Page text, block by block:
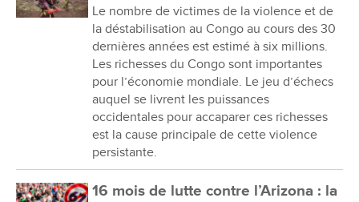
Le nombre de victimes de la violence et de
la déstabilisation au Congo au cours des 30
dernières années est estimé à six millions.
Les richesses du Congo sont importantes
pour l’économie mondiale. Le jeu d’échecs
auquel se livrent les puissances
occidentales pour accaparer ces richesses
est la cause principale de cette violence
persistante.
16 mois de lutte contre l’Arizona : la